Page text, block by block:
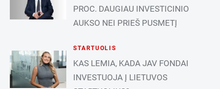
PROC. DAUGIAU INVESTICINIO
AUKSO NEI PRIEŠ PUSMETĮ
STARTUOLIS
KAS LEMIA, KADA JAV FONDAI
INVESTUOJA Į LIETUVOS